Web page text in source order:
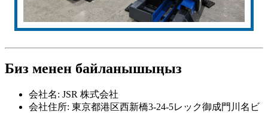
Биз менен байланышыңыз
会社名: JSR 株式会社
会社住所: 東京都港区西新橋3-24-5レック御成門川名ビ